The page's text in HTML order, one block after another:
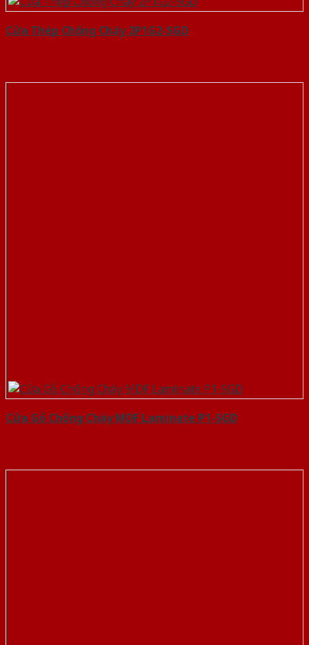
Cửa Thép Chống Cháy 2P1G2-SGD
Cửa Gỗ Chống Cháy MDF Laminate P1-SGD